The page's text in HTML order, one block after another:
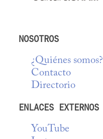
NOSOTROS
¿Quiénes somos?
Contacto
Directorio
ENLACES EXTERNOS
YouTube